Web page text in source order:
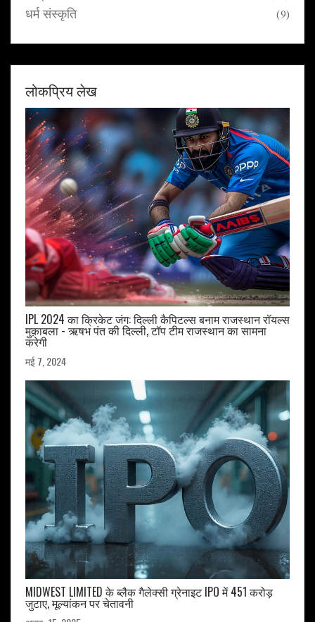
धर्म संस्कृति (9)
लोकप्रिय लेख
IPL 2024 का क्रिकेट जंग: दिल्ली कैपिटल्स बनाम राजस्थान रॉयल्स
मुक़ाबला - ऋषभ पंत की दिल्ली, टॉप टीम राजस्थान का सामना
करेगी
मई 7, 2024
MIDWEST LIMITED के ब्लैक गैलेक्सी ग्रेनाइट IPO में 451 करोड़
जुटाए, मूल्यांकन पर चेतावनी